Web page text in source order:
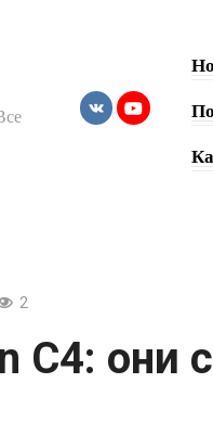
2
C4: они